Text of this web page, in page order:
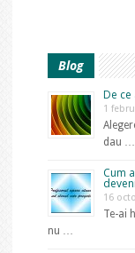
Blog
De
1
dau …
Cum
16
Te-ai
nu …